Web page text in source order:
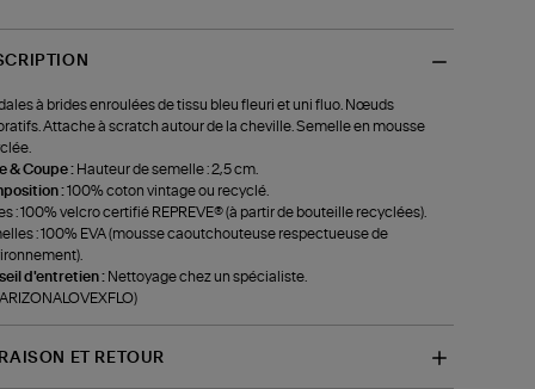
à brides enroulées de tissu bleu fleuri et uni fluo. Nœuds
Attache à scratch autour de la cheville. Semelle en mousse
& Coupe : Hauteur de semelle : 2,5 cm.
:100% coton vintage ou recyclé.
: 100% velcro certifié REPREVE® (à partir de bouteille recyclées).
: 100% EVA (mousse caoutchouteuse respectueuse de
d'entretien : Nettoyage chez un spécialiste.
ET RETOUR